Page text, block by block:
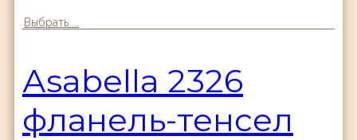
Выбрать ...
Аsabella 2326
фланель-тенсел